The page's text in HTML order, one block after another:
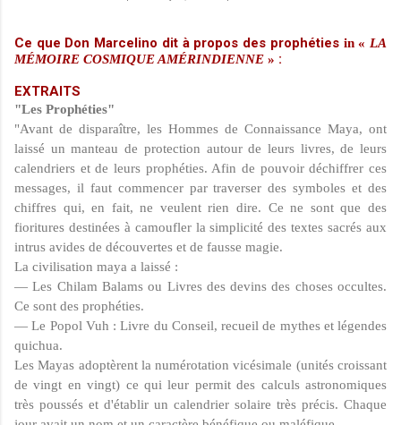
Ce que Don Marcelino dit à propos des prophéties in « LA
MÉMOIRE COSMIQUEAMÉRINDIENNE » :
EXTRAITS
"Les Prophéties"
"Avant de disparaître, les Hommes de Connais­sance Maya, ont
laissé un manteau de protection autour de leurs livres, de leurs
calendriers et de leurs prophéties. Afin de pouvoir déchiffrer ces
messages, il faut commencer par traverser des symboles et des
chiffres qui, en fait, ne veulent rien dire. Ce ne sont que des
fioritures destinées à camoufler la simplicité des textes sacrés aux
intrus avides de découvertes et de fausse magie.
La civilisation maya a laissé :
— Les Chilam Balams ou Livres des devins des choses occultes.
Ce sont des prophéties.
— Le Popol Vuh : Livre du Conseil, recueil de mythes et légendes
quichua.
Les Mayas adoptèrent la numérotation vicésimale (unités croissant
de vingt en vingt) ce qui leur permit des calculs astronomiques
très poussés et d'établir un calendrier solaire très précis. Chaque